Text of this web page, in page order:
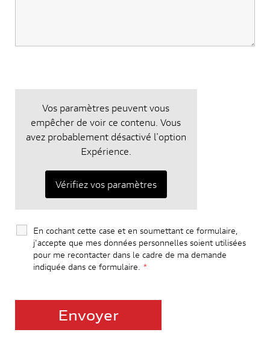
Vos paramètres peuvent vous
empêcher de voir ce contenu. Vous
avez probablement désactivé l'option
Expérience.
Vérifiez vos paramètres
En cochant cette case et en soumettant ce formulaire,
j'accepte que mes données personnelles soient utilisées
pour me recontacter dans le cadre de ma demande
indiquée dans ce formulaire. *